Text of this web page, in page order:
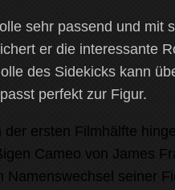
sehr passend und mit
er die interessante
des Sidekicks kann
perfekt zur Figur.
der ersten Filmhälfte
Cameo von James
Namenswechsel seiner